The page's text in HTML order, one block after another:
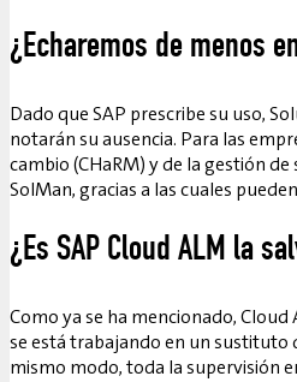
¿Echaremos de menos
Dado que SAP prescribe su uso,
notarán su ausencia. Para las
cambio (CHaRM) y de la gestión
SolMan, gracias a las cuales
¿Es SAP Cloud ALM la
Como ya se ha mencionado,
se está trabajando en un sustituto
mismo modo, toda la supervisión